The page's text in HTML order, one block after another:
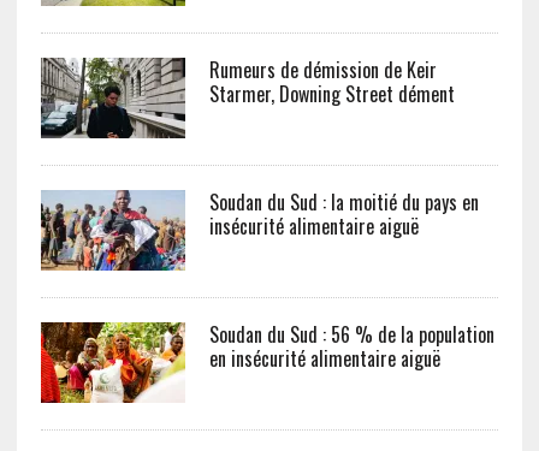
Rumeurs de démission de Keir
Starmer, Downing Street dément
Soudan du Sud : la moitié du pays en
insécurité alimentaire aiguë
Soudan du Sud : 56 % de la population
en insécurité alimentaire aiguë